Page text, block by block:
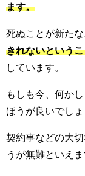
ます。
死ぬことが新た
きれないという
しています。
もしも今、何か
ほうが良いでしょ
契約事などの大
うが無難といえま